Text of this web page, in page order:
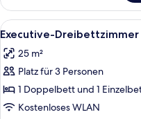
Doppelzimmer
Alle
Fotos
für
Executive-
Dreibettzimmer
anzeigen
4
Executive-Dreibettzimmer
25 m²
Platz für 3 Personen
1 Doppelbett und 1
Kostenloses WLAN